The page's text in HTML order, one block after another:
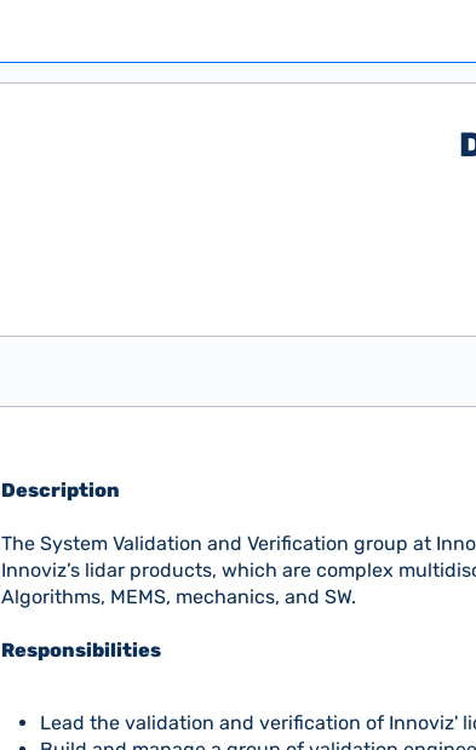
Description
The System Validation and Verification group at
Innoviz’s lidar products, which are complex
Algorithms, MEMS, mechanics, and SW.
Responsibilities
Lead the validation and verification of Innoviz'